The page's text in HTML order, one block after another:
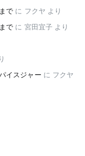
で に フクヤ より
で に 宮田宜子 より
イスジャー に フクヤ